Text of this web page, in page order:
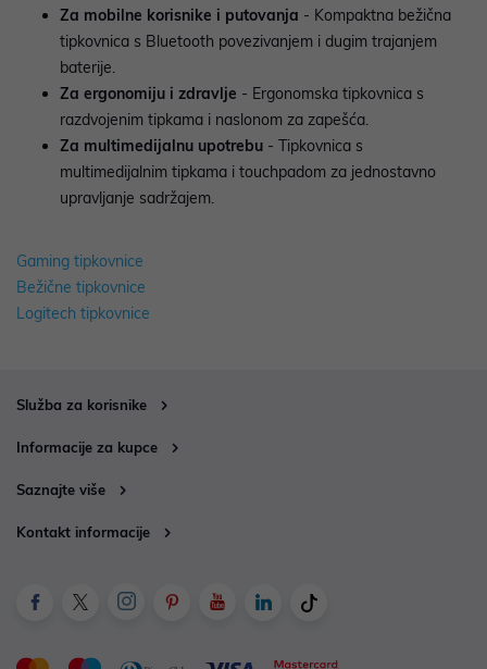
Za mobilne korisnike i putovanja - Kompaktna bežična
tipkovnica s Bluetooth povezivanjem i dugim trajanjem
baterije.
Za ergonomiju i zdravlje - Ergonomska tipkovnica s
razdvojenim tipkama i naslonom za zapešća.
Za multimedijalnu upotrebu - Tipkovnica s
multimedijalnim tipkama i touchpadom za jednostavno
upravljanje sadržajem.
Gaming tipkovnice
Bežične tipkovnice
Logitech tipkovnice
Služba za korisnike
Informacije za kupce
Saznajte više
Kontakt informacije